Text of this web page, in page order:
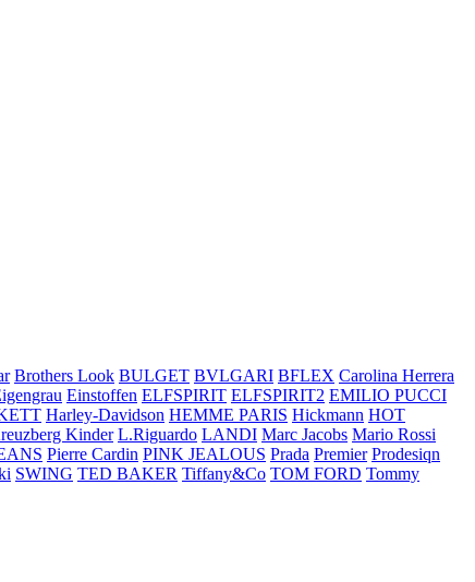
Brothers Look BULGET BVLGARI BFLEX Carolina Herrera
Einstoffen ELFSPIRIT ELFSPIRIT2 EMILIO PUCCI
Harley-Davidson HEMME PARIS Hickmann HOT
Kinder L.Riguardo LANDI Marc Jacobs Mario Rossi
Pierre Cardin PINK JEALOUS Prada Premier Prodesiqn
SWING TED BAKER Tiffany&Co TOM FORD Tommy